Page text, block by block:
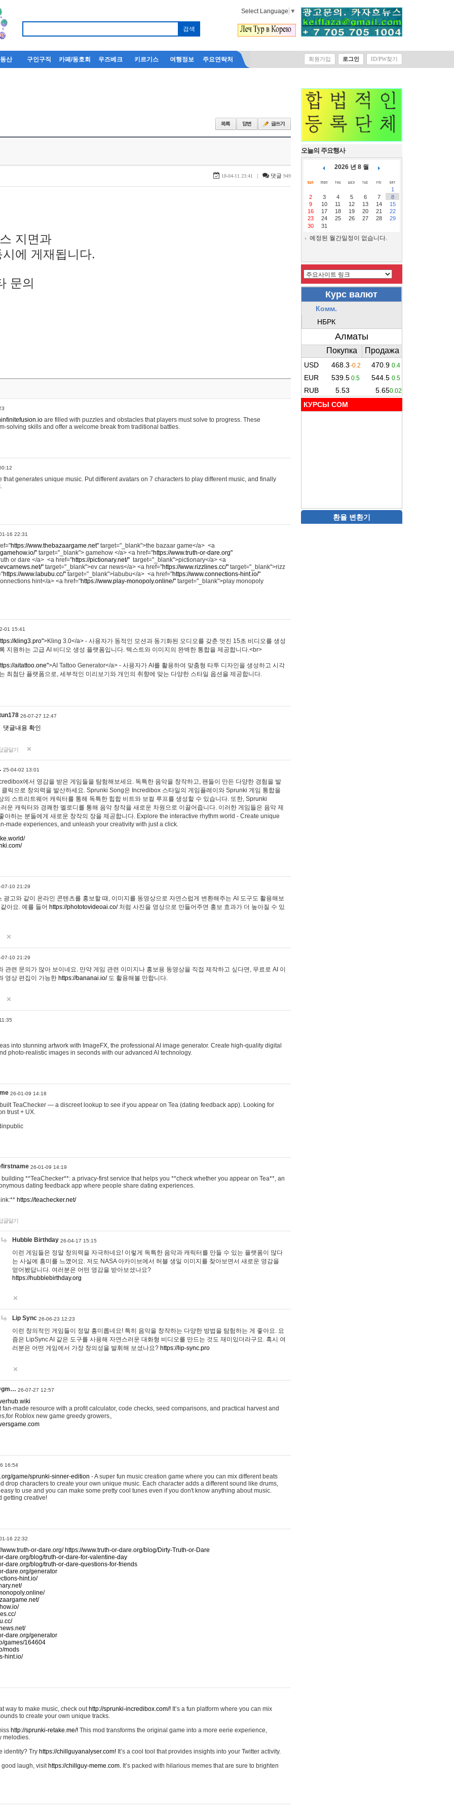
Select Language ▼
산 구인구직 카페/동호회 우즈베크 키르기스 여행정보 주요연락처 회원가입 로그인 ID/PW찾기
18-04-11 23:41 | 댓글 949
지면과
에 게재됩니다.
문의
are filled with puzzles and obstacles that players must solve to progress. These
solving skills and offer a welcome break from traditional battles.
that generates unique music. Put different avatars on 7 characters to play different music, and finally
16 22:31
https://www.thebazaargame.net" target="_blank">the bazaar game</a> <a
" target="_blank"> gamehow </a> <a href="https://www.truth-or-dare.org"
or dare </a> <a href="https://pictionary.net/" target="_blank">pictionary</a> <a
" target="_blank">ev car news</a> <a href="https://www.rizzlines.cc/" target="_blank">rizz
https://www.labubu.cc/" target="_blank">labubu</a> <a href="https://www.connections-hint.io/"
hint</a> <a href="https://www.play-monopoly.online/" target="_blank">play monopoly
01 15:41
kling3.pro">Kling 3.0</a> - 사용자가 동적인 모션과 동기화된 오디오를 갖춘 멋진 15초 비디오를 생성
지원하는 고급 AI 비디오 생성 플랫폼입니다. 텍스트와 이미지의 완벽한 통합을 제공합니다.<br>
aitattoo.one">AI Tattoo Generator</a> - 사용자가 AI를 활용하여 맞춤형 타투 디자인을 생성하고 시각
최첨단 플랫폼으로, 세부적인 미리보기와 개인의 취향에 맞는 다양한 스타일 옵션을 제공합니다.
26-07-27 12:47
댓글내용 확인
글달기
25-04-02 13:01
에서 영감을 받은 게임들을 탐험해보세요. 독특한 음악을 창작하고, 팬들이 만든 다양한 경험을 발
클릭으로 창의력을 발산하세요. Sprunki Song은 Incredibox 스타일의 게임플레이와 Sprunki 게임 통합을
의 스트리트웨어 캐릭터를 통해 독특한 힙합 비트와 보컬 루프를 생성할 수 있습니다. 또한, Sprunki
운 캐릭터와 경쾌한 멜로디를 통해 음악 창작을 새로운 차원으로 이끌어줍니다. 이러한 게임들은 음악 제
아하는 분들에게 새로운 창작의 장을 제공합니다. Explore the interactive rhythm world - Create unique
made experiences, and unleash your creativity with just a click.
07-10 21:29
광고와 같이 온라인 콘텐츠를 홍보할 때, 이미지를 동영상으로 자연스럽게 변환해주는 AI 도구도 활용해보
아요. 예를 들어 https://phototovideoai.co/처럼 사진을 영상으로 만들어주면 홍보 효과가 더 높아질 수 있
07-10 21:29
관련 문의가 많아 보이네요. 만약 게임 관련 이미지나 홍보용 동영상을 직접 제작하고 싶다면, 무료로 AI 이
영상 편집이 가능한 https://bananai.io/도 활용해볼 만합니다.
into stunning artwork with ImageFX, the professional AI image generator. Create high-quality digital
photo-realistic images in seconds with our advanced AI technology.
26-01-09 14:18
TeaChecker — a discreet lookup to see if you appear on Tea (dating feedback app). Looking for
trust + UX.
26-01-09 14:19
building **TeaChecker**: a privacy-first service that helps you **check whether you appear on Tea**, an
dating feedback app where people share dating experiences.
https://teachecker.net/
글달기
Hubble Birthday 26-04-17 15:15
이런 게임들은 정말 창의력을 자극하네요! 이렇게 독특한 음악과 캐릭터를 만들 수 있는 플랫폼이 많다
는 사실에 흥미를 느꼈어요. 저도 NASA 아카이브에서 허블 생일 이미지를 찾아보면서 새로운 영감을
얻어봤답니다. 여러분은 어떤 영감을 받아보셨나요?
https://hubblebirthday.org
Lip Sync 26-06-23 12:23
이런 창의적인 게임들이 정말 흥미롭네요! 특히 음악을 창작하는 다양한 방법을 탐험하는 게 좋아요. 요
즘은 LipSync AI 같은 도구를 사용해 자연스러운 대화형 비디오를 만드는 것도 재미있더라구요. 혹시 여
러분은 어떤 게임에서 가장 창의성을 발휘해 보셨나요? https://lip-sync.pro
26-07-27 12:57
made resource with a profit calculator, code checks, seed comparisons, and practical harvest and
Roblox new game greedy growers。
16:54
game/sprunki-sinner-edition - A super fun music creation game where you can mix different beats
drop characters to create your own unique music. Each character adds a different sound like drums,
to use and you can make some pretty cool tunes even if you don't know anything about music.
getting creative!
16 22:32
www.truth-or-dare.org/ https://www.truth-or-dare.org/blog/Dirty-Truth-or-Dare
dare.org/blog/truth-or-dare-for-valentine-day
dare.org/blog/truth-or-dare-questions-for-friends
dare.org/generator
hint.io/
dare.org/generator
games/164604
mods
hint.io/
way to make music, check out http://sprunki-incredibox.com/! It’s a fun platform where you can mix
to create your own unique tracks.
http://sprunki-retake.me/! This mod transforms the original game into a more eerie experience,
melodies.
identity? Try https://chillguyanalyser.com! It’s a cool tool that provides insights into your Twitter activity.
good laugh, visit https://chillguy-meme.com. It’s packed with hilarious memes that are sure to brighten
오늘의 주요행사
2026 년 8 월
1
2
3 4 5 6 7
8
9
10 11 12 13 14
15
16
17 18 19 20 21
22
23
24 25 26 27 28
29
30
31
예정된 월간일정이 없습니다.
КУРСЫ COM
환율 변환기